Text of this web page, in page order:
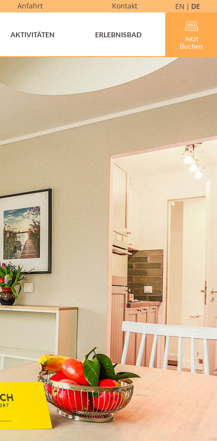
Anfahrt Kontakt EN DE
AKTIVITÄTEN ERLEBNISBAD
Jetzt
Buchen